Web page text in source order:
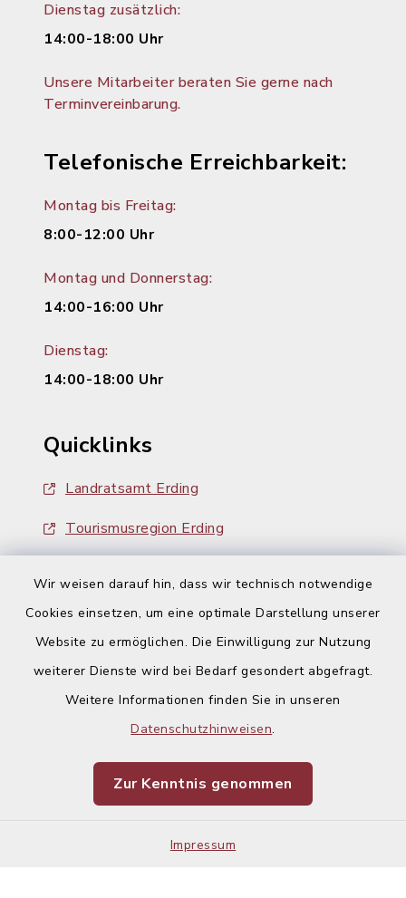
Wir weisen darauf hin, dass wir technisch notwendige
Cookies einsetzen, um eine optimale Darstellung unserer
Website zu ermöglichen. Die Einwilligung zur Nutzung
weiterer Dienste wird bei Bedarf gesondert abgefragt.
Weitere Informationen finden Sie in unseren
Datenschutzhinweisen.
Zur Kenntnis genommen
Impressum
Dienstag zusätzlich:
14:00-18:00 Uhr
Unsere Mitarbeiter beraten Sie gerne nach
Terminvereinbarung.
Telefonische Erreichbarkeit:
Montag bis Freitag:
8:00-12:00 Uhr
Montag und Donnerstag:
14:00-16:00 Uhr
Dienstag:
14:00-18:00 Uhr
Quicklinks
Landratsamt Erding
Tourismusregion Erding
Kontakt
Datenschutz
Impressum